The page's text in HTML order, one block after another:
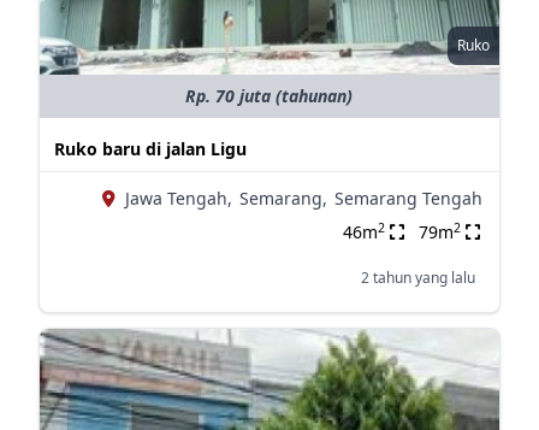
Ruko
Rp. 70 juta (tahunan)
Ruko baru di jalan Ligu
Jawa Tengah, Semarang, Semarang Tengah
46m2 79m2
2 tahun yang lalu